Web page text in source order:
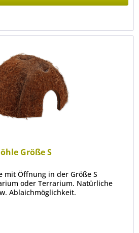
Größe S
mit Öffnung in der Größe S
oder Terrarium. Natürliche
Ablaichmöglichkeit.